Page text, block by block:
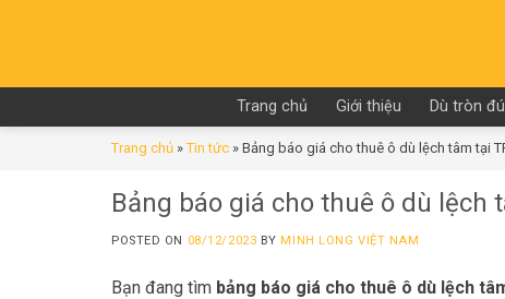
Trang chủ Giới thiệu Dù tròn
Trang chủ »Tin tức » Bảng báo giá cho thuê ô dù lệch tâm tại
Bảng báo giá cho thuê ô dù
POSTED ON 08/12/2023 BY MINH LONG VIỆT NAM
Bạn đang tìm bảng báo giá cho thuê ô dù lệch